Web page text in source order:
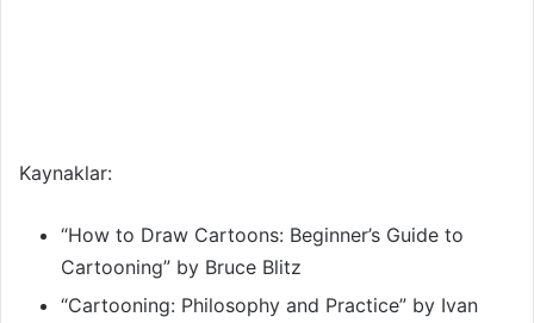
Kaynaklar:
“How to Draw Cartoons: Beginner’s Guide to
Cartooning” by Bruce Blitz
“Cartooning: Philosophy and Practice” by Ivan